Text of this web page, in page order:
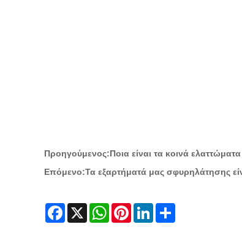
Προηγούμενος:Ποια είναι τα κοινά
Επόμενο:Τα εξαρτήματά μας σφυρηλάτησης
Facebook
X WhatsAppPinterestLinkedIn